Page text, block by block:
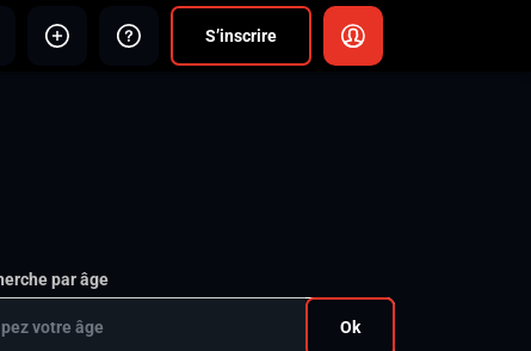
S’inscrire
par âge
Ok